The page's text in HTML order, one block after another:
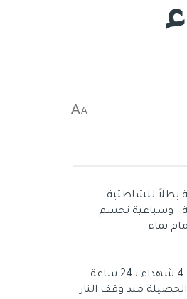
A
A
بطلاً للشاطئية
وسباعية تحسم
نماء
الصحة: 4 شهداء بـ24 ساعة
منذ وقف النار